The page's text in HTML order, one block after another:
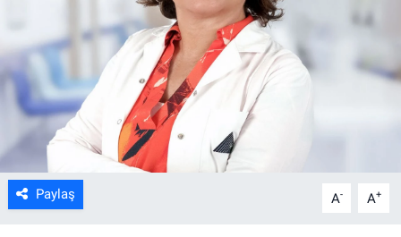
Paylaş A- A+
Yaşam
Kültür Sanat
Bilim ve Teknoloji
Genel